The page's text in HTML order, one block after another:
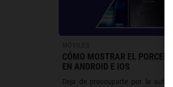
CÓMO MOSTRAR EL
EN ANDROID E IOS
Deja de preocuparte por la